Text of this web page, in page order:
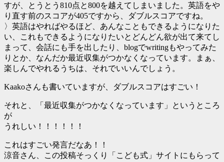
すが、とうとう810点と800を越えてしまいました。英語をや
り直す前のスコアが405ですから、ダブルスコアですね。
〉英語はやればやるほど、あんなこともできるようになりた
い、これもできるようになりたいとどんどん欲が出て来てし
まって、会話にも手を出したり、blogでwritingもやってみた
りとか、なんだか最近収集がつかなくなっています。まぁ、
楽しんでやれるうちは、それでいいんでしょう。
Kaakoさんも書いていますが、ダブルスコアはすごい！
それと、「最近収集がつかなくなっています」というところ
が
うれしい！！！！！！
これはすごい発言だなあ！！
涼音さん、この投稿そっくり「こども式」サイトにもらって